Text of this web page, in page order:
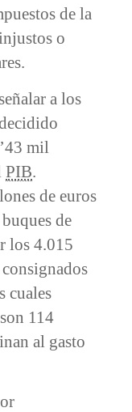
de la
o
a los
mil
PIB.
de euros
de
los 4.015
cuales
114
al gasto